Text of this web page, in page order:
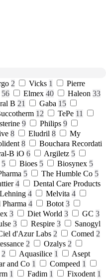
2 Vicks 1
Pierre
56 Elmex 40 Haleon 33
B 21 Gaba 15
12 TePe 11
9 Philips 9
8 Eludril 8
My
8
Bouchara Recordati
B iO 6 Argiletz 5
5 Bioes 5 Biosynex 5
5 The Humble Co 5
4
Dental Care Products
Lehning 4 Melvita 4
4 Botot 3
3 Diet World 3 GC 3
3 Respire 3
Sanogyl
d'Azur Labs 2 Comed 2
2 Ozalys 2
2 Aquasilice 1
Asept
and Co 1 Compeed 1
1 Fadim 1 Fixodent 1